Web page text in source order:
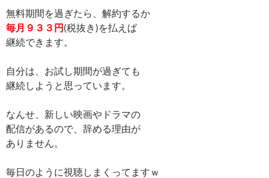
無料期間を過ぎたら、解約するか
毎月９３３円(税抜き)を払えば
継続できます。
自分は、お試し期間が過ぎても
継続しようと思っています。
なんせ、新しい映画やドラマの
配信があるので、辞める理由が
ありません。
毎日のように視聴しまくってますｗ